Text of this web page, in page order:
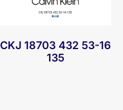
CKJ 18703 432 53-16
135